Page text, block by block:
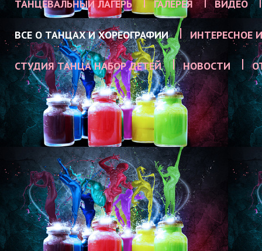
ТАНЦЕВАЛЬНЫЙ ЛАГЕРЬ ГАЛЕРЕЯ ВИДЕО
ВСЕ О ТАНЦАХ И ХОРЕОГРАФИИ ИНТЕРЕСНОЕ
СТУДИЯ ТАНЦА НАБОР ДЕТЕЙ НОВОСТИ